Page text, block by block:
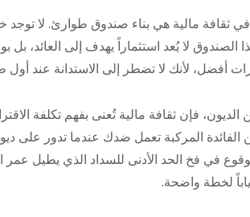
في ثقافة مالية هي بناء صندوق طوارئ. لا
الصندوق لا يُعد استثماراً يهدف إلى العائد،
أفضل، لأنك لا تضطر إلى الاستدانة عند
فإن ثقافة مالية تُعنى بفهم تكلفة
الفائدة المركبة تعمل ضدك عندما تدور على
في فخ الحد الأدنى للسداد الذي يطيل
لخطة واضحة.